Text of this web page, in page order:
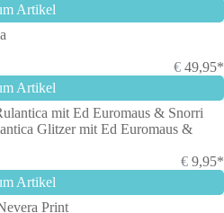
Artikel
€ 49,95*
Artikel
Glitzer mit Ed Euromaus &
€ 9,95*
Artikel